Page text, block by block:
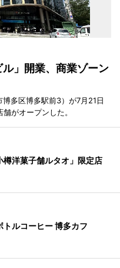
」開業、商業ゾーン
多区博多駅前3）が7月21日
がオープンした。
樽洋菓子舗ルタオ」限定店
ルコーヒー 博多カフ